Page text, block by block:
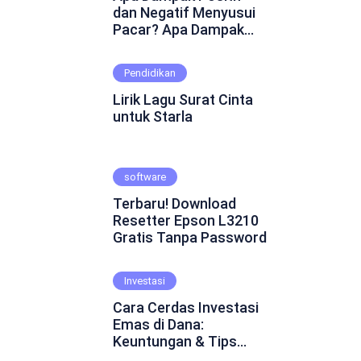
dan Negatif Menyusui
Pacar? Apa Dampak
Menyusui Pacar?
Mungkin ini adalah
pertanyaan yang
muncul dalam
fenomena yang cukup
kontroversial dalam
hubungan asmara.
Beberapa orang
percaya bahwa
menyusui pacar dapat
emosional dan
menghadirkan
keintiman yang lebih
dalam. Namun, ada juga
yang skeptis dan
Pendidikan
Lirik Lagu Surat Cinta
untuk Starla
software
Terbaru! Download
Resetter Epson L3210
Gratis Tanpa Password
Investasi
Cara Cerdas Investasi
Emas di Dana:
Keuntungan & Tips